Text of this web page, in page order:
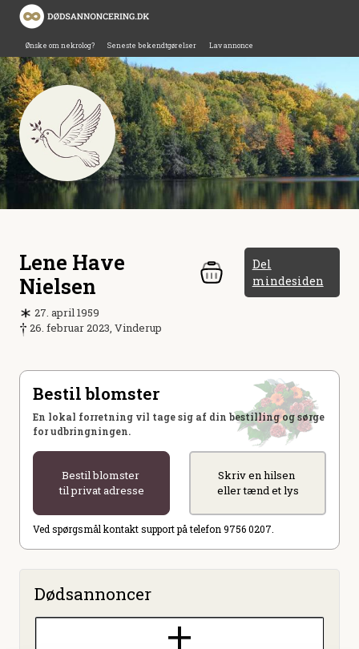
Ønske om nekrolog? Seneste bekendtgørelser Lav annonce
Lene Have
Nielsen
Del
mindesiden
27. april 1959
26. februar 2023, Vinderup
Bestil blomster
En lokal forretning vil tage sig af din bestilling og sørge
for udbringningen.
Bestil blomster
til privat adresse
Skriv en hilsen
eller tænd et lys
Ved spørgsmål kontakt support på telefon 9756 0207.
Dødsannoncer